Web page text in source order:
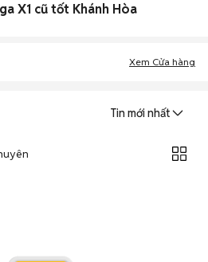
X1 cũ tốt Khánh Hòa
Xem Cửa hàng
Tin mới nhất